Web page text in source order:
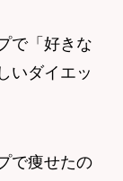
で「好きな
いダイエッ
で痩せたの